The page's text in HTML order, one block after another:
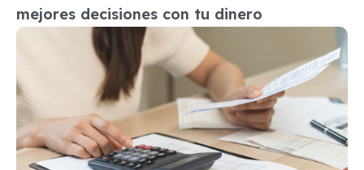
mejores decisiones con tu dinero